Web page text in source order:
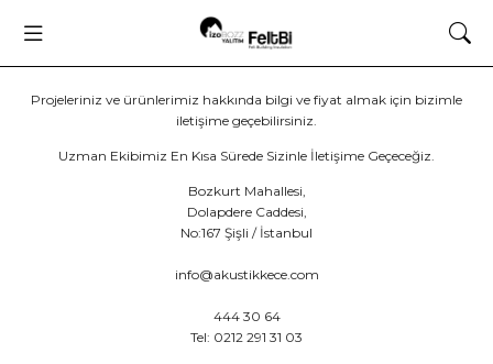
Projeleriniz ve ürünlerimiz hakkında bilgi ve fiyat almak için bizimle
iletişime geçebilirsiniz.
Uzman Ekibimiz En Kısa Sürede Sizinle İletişime Geçeceğiz.
Bozkurt Mahallesi,
Dolapdere Caddesi,
No:167 Şişli / İstanbul
info@akustikkece.com
444 30 64
Tel: 0212 291 31 03